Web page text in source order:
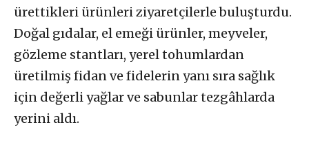
ürettikleri ürünleri ziyaretçilerle buluşturdu.
Doğal gıdalar, el emeği ürünler, meyveler,
gözleme stantları, yerel tohumlardan
üretilmiş fidan ve fidelerin yanı sıra sağlık
için değerli yağlar ve sabunlar tezgâhlarda
yerini aldı.